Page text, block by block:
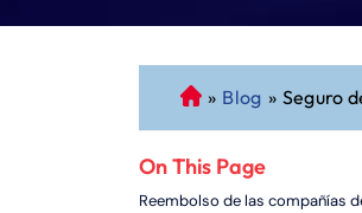
A
b
o
g
» Blog » Seguro
On This Page
Reembolso de las compañías